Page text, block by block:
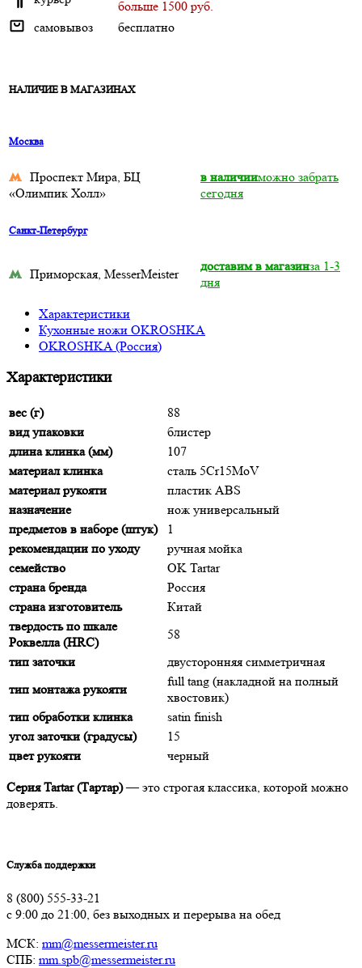
больше 1500 руб.
самовывоз
бесплатно
НАЛИЧИЕ В МАГАЗИНАХ
Москва
Проспект Мира, БЦ
«Олимпик Холл»
в наличииможно забрать
сегодня
Санкт-Петербург
Приморская, MesserMeister
доставим в магазинза 1-3
дня
Характеристики
Кухонные ножи OKROSHKA
OKROSHKA (Россия)
Характеристики
вес (г)
88
вид упаковки
блистер
длина клинка (мм)
107
материал клинка
сталь 5Cr15MoV
материал рукояти
пластик ABS
назначение
нож универсальный
предметов в наборе (штук)
1
рекомендации по уходу
ручная мойка
семейство
OK Tartar
страна бренда
Россия
страна изготовитель
Китай
твердость по шкале
Роквелла (HRC)
58
тип заточки
двусторонняя симметричная
тип монтажа рукояти
full tang (накладной на полный
хвостовик)
тип обработки клинка
satin finish
угол заточки (градусы)
15
цвет рукояти
черный
Серия Tartar (Тартар)— это строгая классика, которой можно
доверять.
Служба поддержки
8 (800) 555-33-21
с 9:00 до 21:00, без выходных и перерыва на обед
МСК: mm@messermeister.ru
СПБ: mm.spb@messermeister.ru